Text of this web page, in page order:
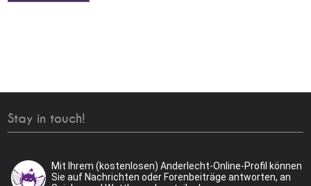
Stay in touch!
Mit Ihrem (kostenlosen) Anderlecht-Online-Profil können
Sie auf Nachrichten oder Forenbeiträge antworten, an